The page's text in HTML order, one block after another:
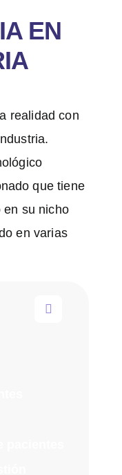
EN
realidad con
que tiene
en su nicho
en varias